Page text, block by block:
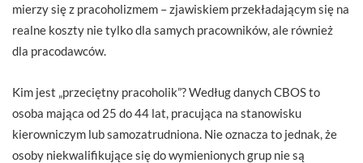
mierzy się z pracoholizmem – zjawiskiem przekładającym się na
realne koszty nie tylko dla samych pracowników, ale również
dla pracodawców.
Kim jest „przeciętny pracoholik”? Według danych CBOS to
osoba mająca od 25 do 44 lat, pracująca na stanowisku
kierowniczym lub samozatrudniona. Nie oznacza to jednak, że
osoby niekwalifikujące się do wymienionych grup nie są